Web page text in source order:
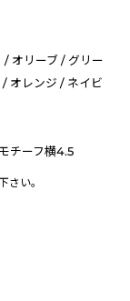
/ オリーブ / グリー
オレンジ / ネイビ
チーフ横4.5
さい。